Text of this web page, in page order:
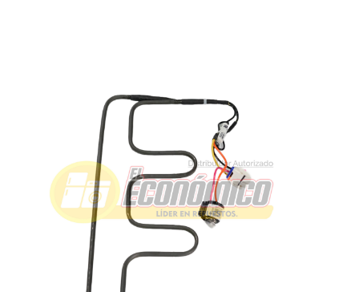
294D1240G015 ORIGINAL Referencia:
WR01F04398